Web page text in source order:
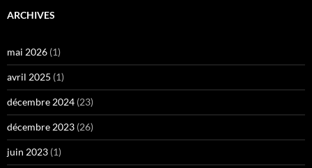
ARCHIVES
mai 2026 (1)
avril 2025 (1)
décembre 2024 (23)
décembre 2023 (26)
juin 2023 (1)